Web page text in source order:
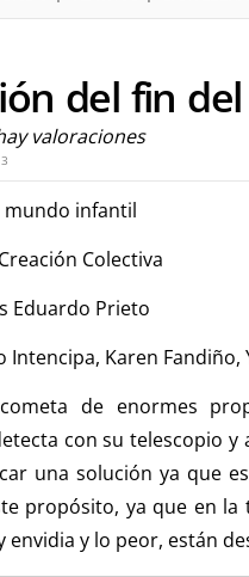
del fin
valoraciones
mundo infantil
Creación Colectiva
Eduardo Prieto
Intencipa, Karen
de enormes
con su telescopio
una solución ya que
propósito, ya que en
envidia y lo peor, están